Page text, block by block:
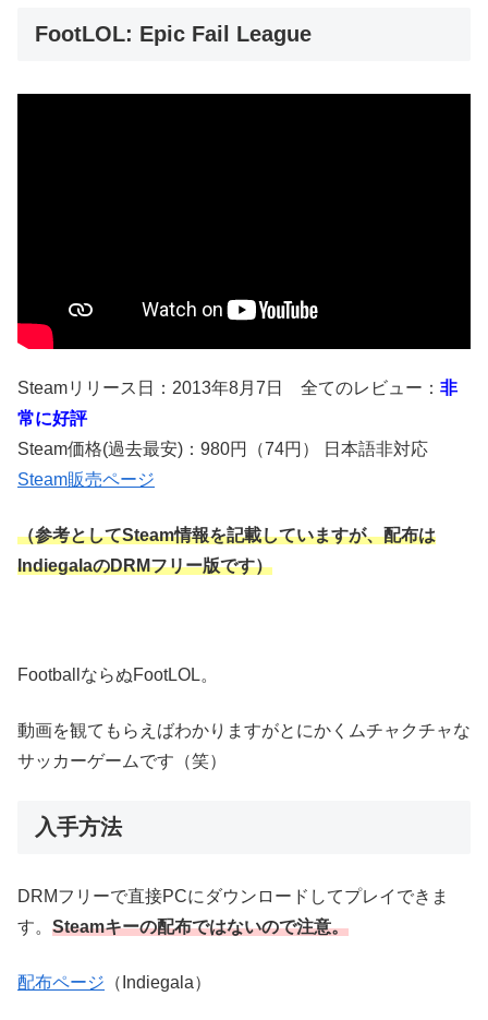
FootLOL: Epic Fail League
Steamリリース日：2013年8月7日 全てのレビュー： 非
常に好評
Steam価格(過去最安)：980円（74円） 日本語非対応
Steam販売ページ
（参考としてSteam情報を記載していますが、配布は
IndiegalaのDRMフリー版です）
FootballならぬFootLOL。
動画を観てもらえばわかりますがとにかくムチャクチャな
サッカーゲームです（笑）
入手方法
DRMフリーで直接PCにダウンロードしてプレイできま
す。 Steamキーの配布ではないので注意。
配布ページ （Indiegala）